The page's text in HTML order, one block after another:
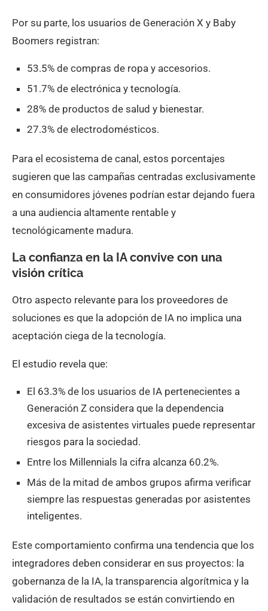
Por su parte, los usuarios de Generación X y Baby
Boomers registran:
53.5% de compras de ropa y accesorios.
51.7% de electrónica y tecnología.
28% de productos de salud y bienestar.
27.3% de electrodomésticos.
Para el ecosistema de canal, estos porcentajes
sugieren que las campañas centradas exclusivamente
en consumidores jóvenes podrían estar dejando fuera
a una audiencia altamente rentable y
tecnológicamente madura.
La confianza en la IA convive con una
visión crítica
Otro aspecto relevante para los proveedores de
soluciones es que la adopción de IA no implica una
aceptación ciega de la tecnología.
El estudio revela que:
El 63.3% de los usuarios de IA pertenecientes a
Generación Z considera que la dependencia
excesiva de asistentes virtuales puede representar
riesgos para la sociedad.
Entre los Millennials la cifra alcanza 60.2%.
Más de la mitad de ambos grupos afirma verificar
siempre las respuestas generadas por asistentes
inteligentes.
Este comportamiento confirma una tendencia que los
integradores deben considerar en sus proyectos: la
gobernanza de la IA, la transparencia algorítmica y la
validación de resultados se están convirtiendo en